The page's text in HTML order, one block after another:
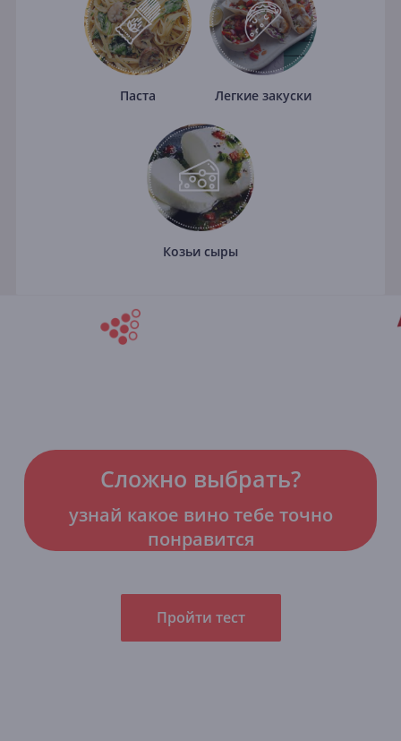
Паста Легкие закуски
Козьи сыры
Сложно выбрать?
узнай какое вино тебе точно
понравится
Пройти тест